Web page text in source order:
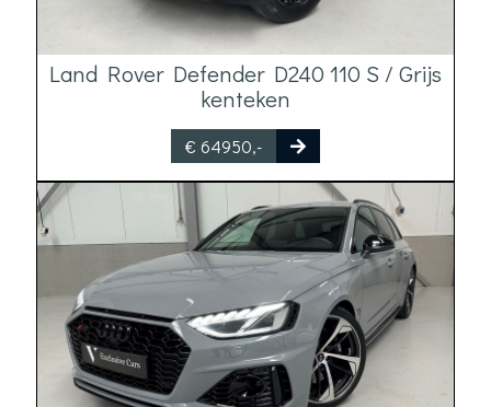
Land Rover Defender D240 110 S / Grijs
kenteken
€ 64950,-